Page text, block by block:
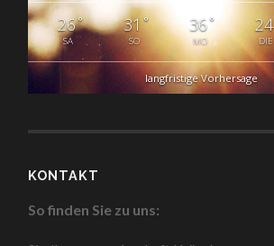
26°
SA
31°
SO
36°
MO
24
DIE
langfristige Vorhersage
KONTAKT
So finden Sie zu uns: